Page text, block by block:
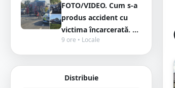
FOTO/VIDEO. Cum s-a
produs accident cu
victima încarcerată. ...
9 ore • Locale
Distribuie